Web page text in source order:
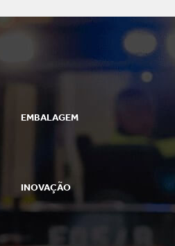
EMBALAGEM
INOVAÇÃO